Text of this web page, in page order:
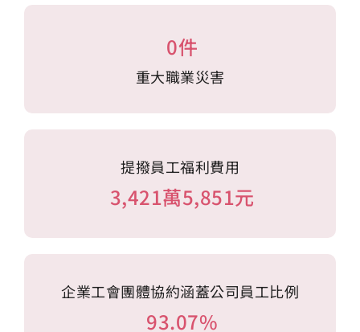
0件
重大職業災害
提撥員工福利費用
3,421萬5,851元
企業工會團體協約涵蓋公司員工比例
93.07%